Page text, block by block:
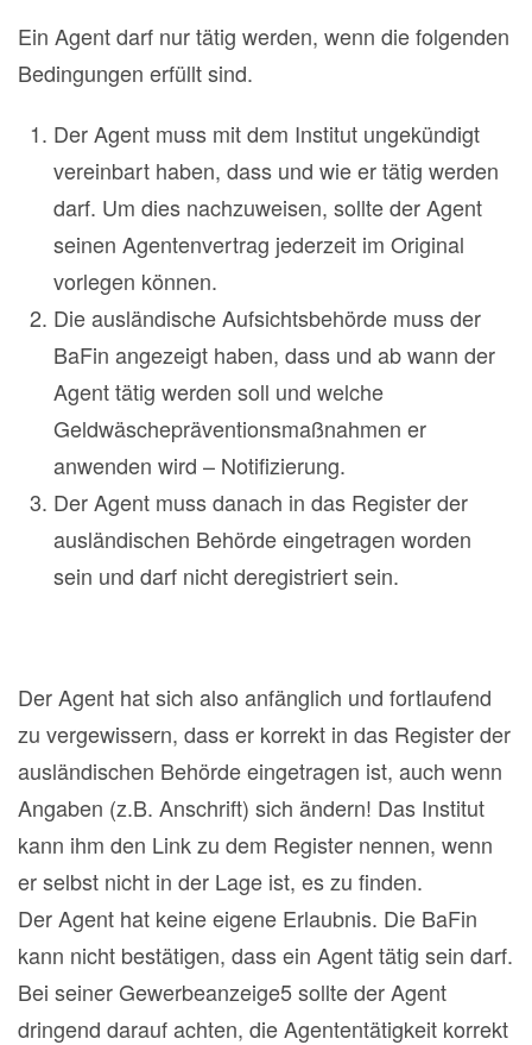
Ein Agent darf nur tätig werden, wenn die folgenden
Bedingungen erfüllt sind.
Der Agent muss mit dem Institut ungekündigt
vereinbart haben, dass und wie er tätig werden
darf. Um dies nachzuweisen, sollte der Agent
seinen Agentenvertrag jederzeit im Original
vorlegen können.
Die ausländische Aufsichtsbehörde muss der
BaFin angezeigt haben, dass und ab wann der
Agent tätig werden soll und welche
Geldwäschepräventionsmaßnahmen er
anwenden wird – Notifizierung.
Der Agent muss danach in das Register der
ausländischen Behörde eingetragen worden
sein und darf nicht deregistriert sein.
Der Agent hat sich also anfänglich und fortlaufend
zu vergewissern, dass er korrekt in das Register der
ausländischen Behörde eingetragen ist, auch wenn
Angaben (z.B. Anschrift) sich ändern! Das Institut
kann ihm den Link zu dem Register nennen, wenn
er selbst nicht in der Lage ist, es zu finden.
Der Agent hat keine eigene Erlaubnis. Die BaFin
kann nicht bestätigen, dass ein Agent tätig sein darf.
Bei seiner Gewerbeanzeige5 sollte der Agent
dringend darauf achten, die Agententätigkeit korrekt